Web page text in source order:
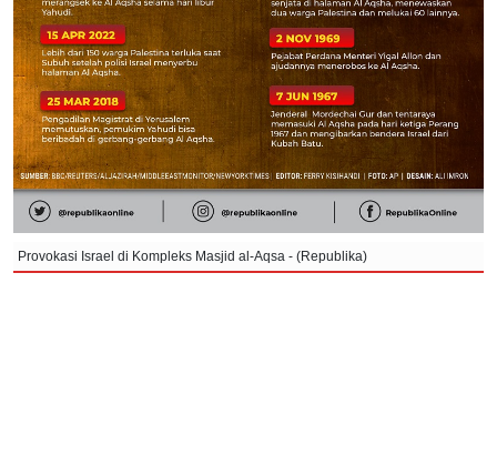
Provokasi Israel di Kompleks Masjid al-Aqsa - (Republika)